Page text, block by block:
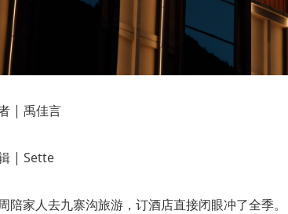
| 禹佳言
| Sette
陪家人去九寨沟旅游，订酒店直接闭眼冲了全季。